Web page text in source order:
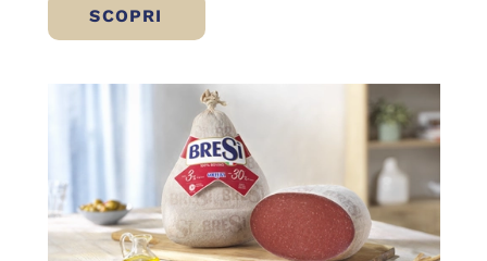
SCOPRI
BRESÌ DI MANZO IN VASCHETTA: LA